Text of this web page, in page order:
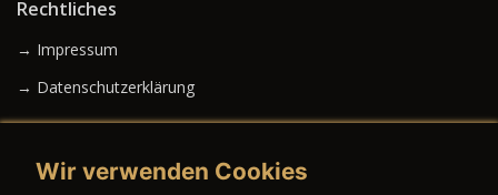
Rechtliches
→ Impressum
→ Datenschutzerklärung
Wir verwenden Cookies